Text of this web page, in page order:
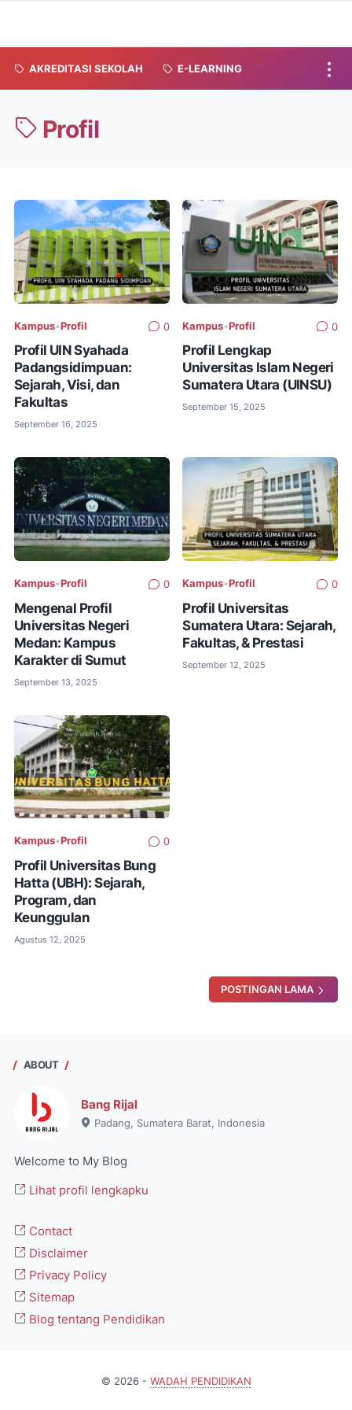
AKREDITASI SEKOLAH E-LEARNING
Profil
Kampus•Profil 0
Profil UIN Syahada
Padangsidimpuan:
Sejarah, Visi, dan
Fakultas
September 16, 2025
Kampus•Profil 0
Profil Lengkap
Universitas Islam Negeri
Sumatera Utara (UINSU)
September 15, 2025
Kampus•Profil 0
Mengenal Profil
Universitas Negeri
Medan: Kampus
Karakter di Sumut
September 13, 2025
Kampus•Profil 0
Profil Universitas
Sumatera Utara: Sejarah,
Fakultas, & Prestasi
September 12, 2025
Kampus•Profil 0
Profil Universitas Bung
Hatta (UBH): Sejarah,
Program, dan
Keunggulan
Agustus 12, 2025
POSTINGAN LAMA
ABOUT
Bang Rijal
Padang, Sumatera Barat, Indonesia
Welcome to My Blog
Lihat profil lengkapku
Contact
Disclaimer
Privacy Policy
Sitemap
Blog tentang Pendidikan
© 2026- WADAH PENDIDIKAN